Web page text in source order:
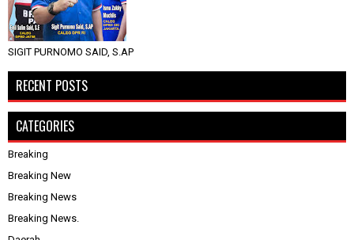
SIGIT PURNOMO SAID, S.AP
RECENT POSTS
CATEGORIES
Breaking
Breaking New
Breaking News
Breaking News.